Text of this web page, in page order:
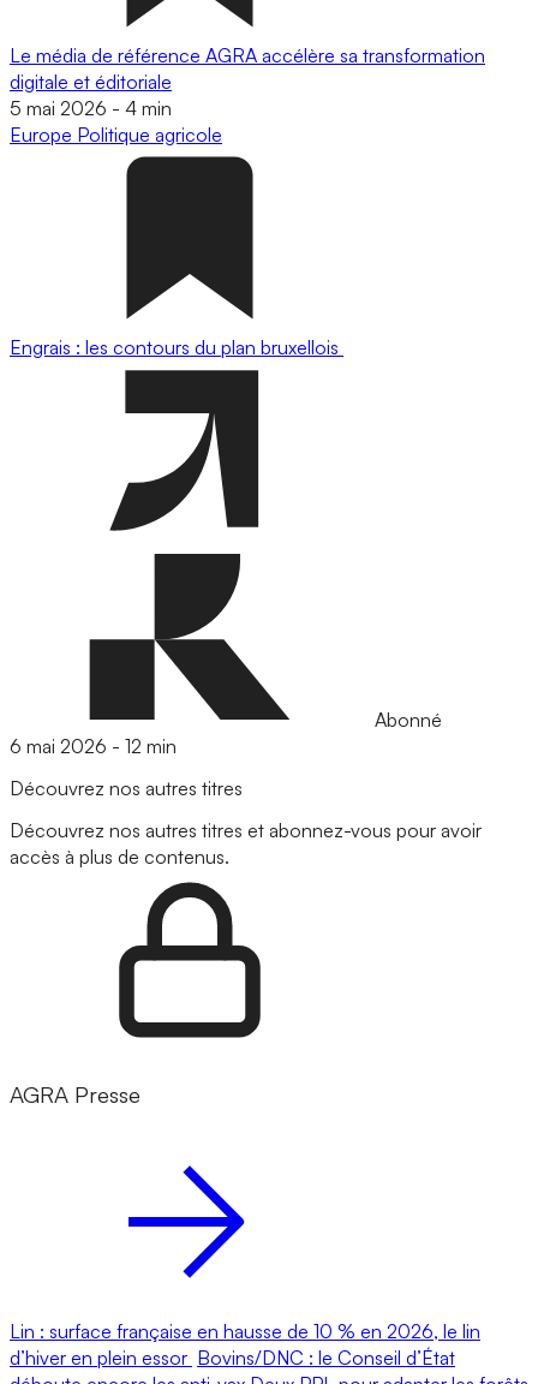
Le média de référence AGRA accélère sa transformation
digitale et éditoriale
5 mai 2026 - 4 min
Europe Politique agricole
Engrais : les contours du plan bruxellois
Abonné
6 mai 2026 - 12 min
Découvrez nos autres titres
Découvrez nos autres titres et abonnez-vous pour avoir
accès à plus de contenus.
AGRA Presse
Lin : surface française en hausse de 10 % en 2026, le lin
d’hiver en plein essor Bovins/DNC : le Conseil d’État